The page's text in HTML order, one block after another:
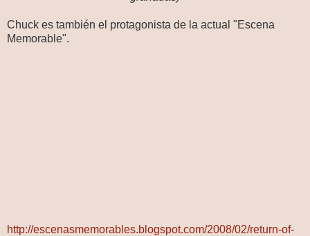
Chuck es también el protagonista de la actual "Escena
Memorable".
http://escenasmemorables.blogspot.com/2008/02/return-of-